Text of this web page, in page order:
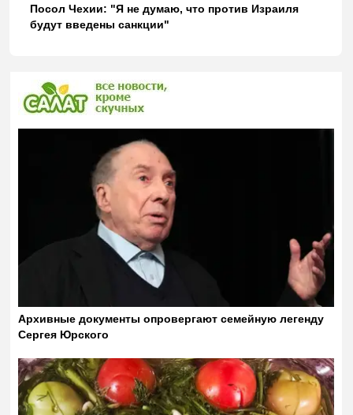
Посол Чехии: "Я не думаю, что против Израиля
будут введены санкции"